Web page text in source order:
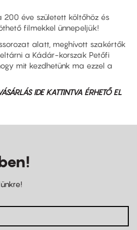
200 éve született költőhöz és
filmekkel ünnepeljük!
alatt, meghívott szakértők
a Kádár-korszak Petőfi
mit kezdhetünk ma ezzel a
IDE KATTINTVA ÉRHETŐ EL